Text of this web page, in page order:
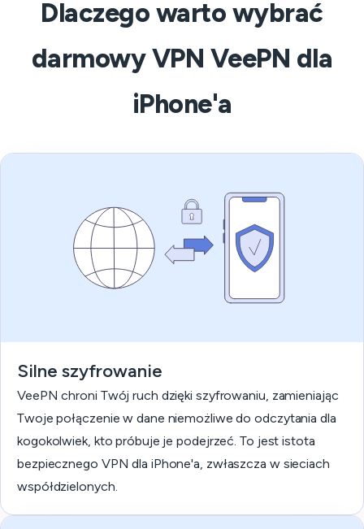
Dlaczego warto wybrać
darmowy VPN VeePN dla
iPhone'a
Silne szyfrowanie
VeePN chroni Twój ruch dzięki szyfrowaniu, zamieniając
Twoje połączenie w dane niemożliwe do odczytania dla
kogokolwiek, kto próbuje je podejrzeć. To jest istota
bezpiecznego VPN dla iPhone'a, zwłaszcza w sieciach
współdzielonych.